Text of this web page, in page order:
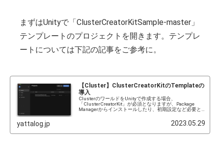
まずはUnityで「ClusterCreatorKitSample-master」
テンプレートのプロジェクトを開きます。テンプレ
ートについては下記の記事をご参考に。
【Cluster】ClusterCreatorKitのTemplateの
導入
ClusterのワールドをUnityで作成する場合、
「ClusterCreatorKit」が必須となりますが、Package
Managerからインストールしたり、初期設定など必要と
yattalog.jp 2023.05.29